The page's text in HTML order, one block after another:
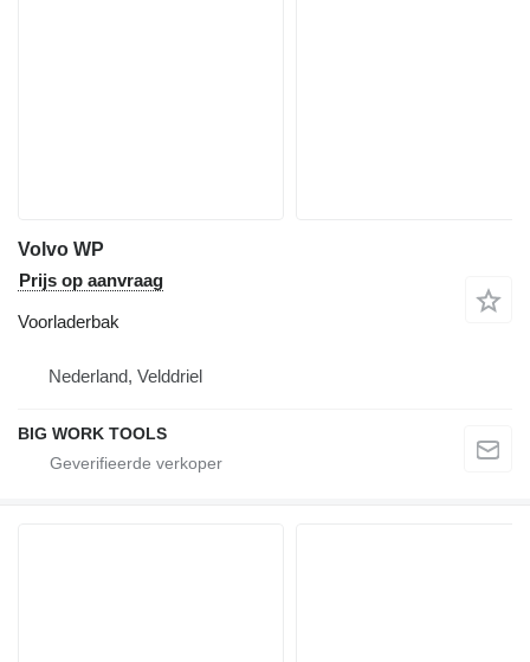
Volvo WP
Prijs op aanvraag
Voorladerbak
Nederland, Velddriel
BIG WORK TOOLS